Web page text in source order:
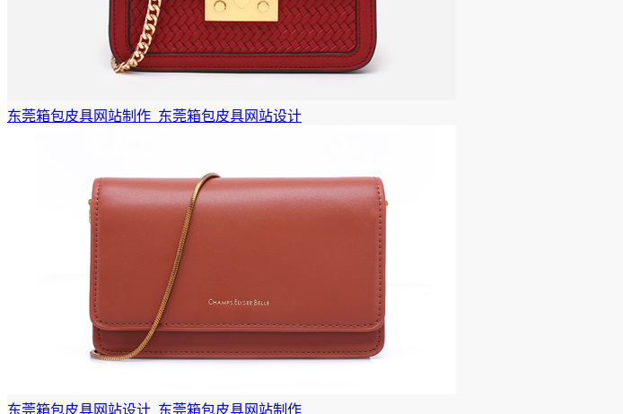
东莞箱包皮具网站制作_东莞箱包皮具网站设计
东莞箱包皮具网站设计_东莞箱包皮具网站制作